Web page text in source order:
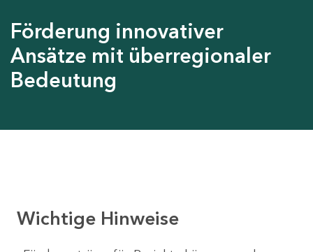
Förderung innovativer
Ansätze mit überregionaler
Bedeutung
Wichtige Hinweise